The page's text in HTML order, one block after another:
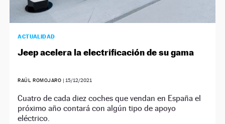
ACTUALIDAD
Jeep acelera la electrificación de su gama
RAÚL ROMOJARO | 15/12/2021
Cuatro de cada diez coches que vendan en España el
próximo año contará con algún tipo de apoyo
eléctrico.